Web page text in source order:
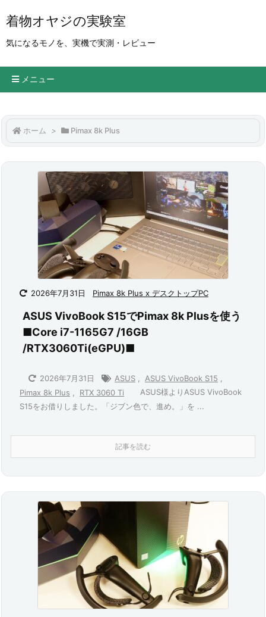
着物オヤジの実験室
気になるモノを、実機で実測・レビュー
メニュー
ホーム > Pimax 8k Plus
2026年7月31日 Pimax 8k Plus x デスクトップPC
ASUS VivoBook S15でPimax 8k Plusを使う
■Core i7-1165G7 /16GB
/RTX3060Ti(eGPU)■
2026年7月31日 ASUS ASUS VivoBook S15
Pimax 8k Plus
RTX 3060 Ti
ASUS様よりASUS VivoBook
S15をお借りしました。「ジブン色で、進め。」を ...
記事を読む